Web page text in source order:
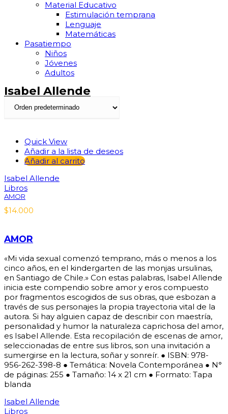
Material Educativo
Estimulación temprana
Lenguaje
Matemáticas
Pasatiempo
Niños
Jóvenes
Adultos
Isabel Allende
Quick View
Añadir a la lista de deseos
Añadir al carrito
Isabel Allende
Libros
AMOR
$14.000
AMOR
«Mi vida sexual comenzó temprano, más o menos a los
cinco años, en el kindergarten de las monjas ursulinas,
en Santiago de Chile.» Con estas palabras, Isabel Allende
inicia este compendio sobre amor y eros compuesto
por fragmentos escogidos de sus obras, que esbozan a
través de sus personajes la propia trayectoria vital de la
autora. Si hay alguien capaz de describir con maestría,
personalidad y humor la naturaleza caprichosa del amor,
es Isabel Allende. Esta recopilación de escenas de amor,
seleccionadas de entre sus libros, son una invitación a
sumergirse en la lectura, soñar y sonreír. ● ISBN: 978-
956-262-398-8 ● Temática: Novela Contemporánea ● N°
de páginas: 255 ● Tamaño: 14 x 21 cm ● Formato: Tapa
blanda
Isabel Allende
Libros